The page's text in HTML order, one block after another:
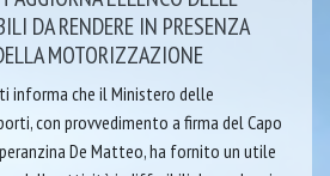
DA RENDERE IN PRESENZA
MOTORIZZAZIONE
informa che il Ministero delle
con provvedimento a firma del Capo
De Matteo, ha fornito un utile